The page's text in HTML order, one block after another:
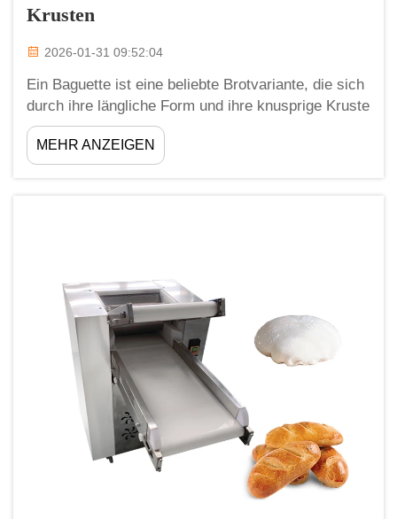
Krusten
2026-01-31 09:52:04
Ein Baguette ist eine beliebte Brotvariante, die sich
durch ihre längliche Form und ihre knusprige Kruste
auszeichnet. Die Massenproduktion erfordert
spezialisierte Maschinen und Verfahren. Warum
Großabnehmer eine Baguette-Produktionslinie
MEHR ANZEIGEN